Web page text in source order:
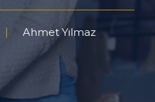
Ahmet Yılmaz